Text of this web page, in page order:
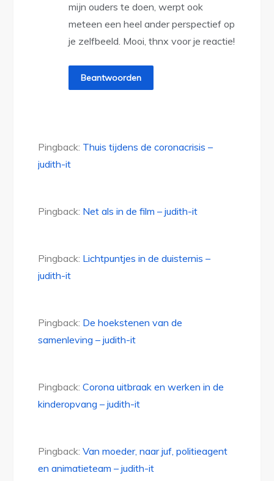
mijn ouders te doen, werpt ook
meteen een heel ander perspectief op
je zelfbeeld. Mooi, thnx voor je reactie!
Beantwoorden
Pingback: Thuis tijdens de coronacrisis –
judith-it
Pingback: Net als in de film – judith-it
Pingback: Lichtpuntjes in de duisternis –
judith-it
Pingback: De hoekstenen van de
samenleving – judith-it
Pingback:Corona uitbraak en werken in de
kinderopvang – judith-it
Pingback:Van moeder, naar juf, politieagent
en animatieteam – judith-it